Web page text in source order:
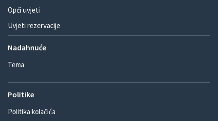
Opći uvjeti
Uvjeti rezervacije
Nadahnuće
Tema
Politike
Politika kolačića